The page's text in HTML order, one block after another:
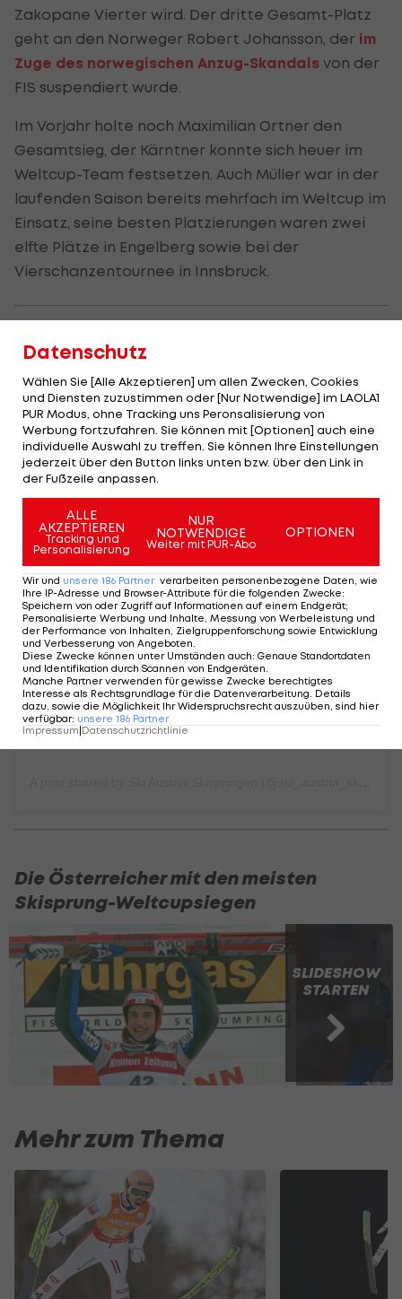
Zakopane Vierter wird. Der dritte Gesamt-Platz
geht an den Norweger Robert Johansson, der im
Zuge des norwegischen Anzug-Skandals von der
FIS suspendiert wurde.
Im Vorjahr holte noch Maximilian Ortner den
Gesamtsieg, der Kärntner konnte sich heuer im
Weltcup-Team festsetzen. Auch Müller war in der
laufenden Saison bereits mehrfach im Weltcup im
Einsatz, seine besten Platzierungen waren zwei
elfte Plätze in Engelberg sowie bei der
Vierschanzentournee in Innsbruck.
View this post on Instagram
Die Österreicher mit den meisten
Skisprung-Weltcupsiegen
SLIDESHOW
STARTEN
Mehr zum Thema
Datenschutz
Wählen Sie [Alle Akzeptieren] um allen Zwecken, Cookies
und Diensten zuzustimmen oder [Nur Notwendige] im LAOLA1
PUR Modus, ohne Tracking uns Peronsalisierung von
Werbung fortzufahren. Sie können mit [Optionen] auch eine
individuelle Auswahl zu treffen. Sie können Ihre Einstellungen
jederzeit über den Button links unten bzw. über den Link in
der Fußzeile anpassen.
ALLE
AKZEPTIEREN
Tracking und
Personalisierung
NUR
NOTWENDIGE
Weiter mit PUR-Abo
OPTIONEN
Wir und unsere 186 Partner verarbeiten personenbezogene Daten, wie
Ihre IP-Adresse und Browser-Attribute für die folgenden Zwecke:
Speichern von oder Zugriff auf Informationen auf einem Endgerät;
Personalisierte Werbung und Inhalte, Messung von Werbeleistung und
der Performance von Inhalten, Zielgruppenforschung sowie Entwicklung
und Verbesserung von Angeboten
Diese Zwecke können unter Umständen auch: Genaue Standortdaten
und Identifikation durch Scannen von Endgeräten
Manche Partner verwenden für gewisse Zwecke berechtigtes
Interesse als Rechtsgrundlage für die Datenverarbeitung. Details
dazu, sowie die Möglichkeit Ihr Widerspruchsrecht auszuüben, sind hier
verfügbar: unsere 186 Partner
Impressum|Datenschutzrichtlinie